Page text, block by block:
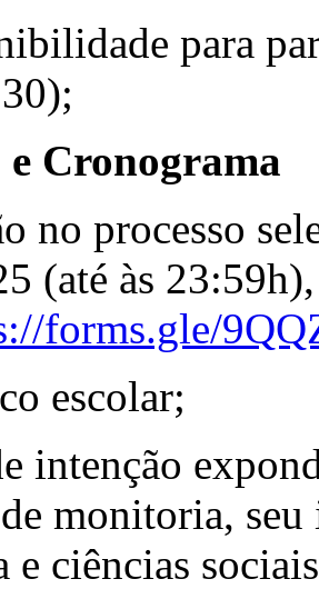
para
Cronograma
no processo
(até às
forms.gle/
escolar;
intenção
monitoria, seu
e ciências